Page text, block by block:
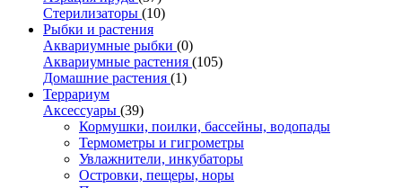
Стерилизаторы (10)
Рыбки и растения
Аквариумные рыбки (0)
Аквариумные растения (105)
Домашние растения (1)
Террариум
Аксессуары (39)
Кормушки, поилки, бассейны, водопады
Термометры и гигрометры
Увлажнители, инкубаторы
Островки, пещеры, норы